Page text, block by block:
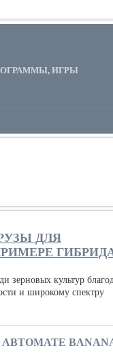
ИГРЫ
ДЛЯ
зерновых культур
и широкому спектру